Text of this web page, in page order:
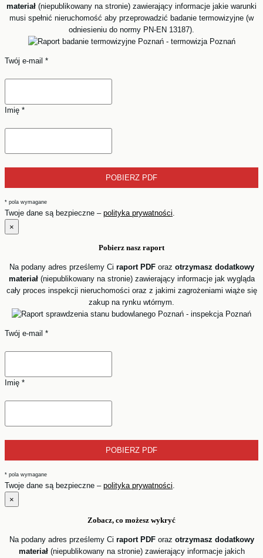
materiał (niepublikowany na stronie) zawierający informacje jakie warunki
musi spełnić nieruchomość aby przeprowadzić badanie termowizyjne (w
odniesieniu do normy PN-EN 13187).
Twój e-mail *
Imię *
* pola wymagane
Twoje dane są bezpieczne – polityka prywatności.
×
Pobierz nasz raport
Na podany adres prześlemy Ci raport PDForaz otrzymasz dodatkowy
materiał(niepublikowany na stronie) zawierający informacje jak wygląda
cały proces inspekcji nieruchomości oraz z jakimi zagrożeniami wiąże się
zakup na rynku wtórnym.
Twój e-mail *
Imię *
* pola wymagane
Twoje dane są bezpieczne – polityka prywatności.
×
Zobacz, co możesz wykryć
Na podany adres prześlemy Ci raport PDForaz otrzymasz dodatkowy
materiał(niepublikowany na stronie) zawierający informacje jakich